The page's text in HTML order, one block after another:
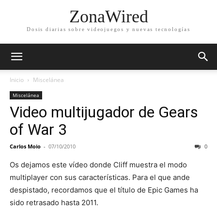
ZonaWired
Dosis diarias sobre videojuegos y nuevas tecnologías
Inicio Miscelánea
Miscelánea
Video multijugador de Gears
of War 3
Carlos Moio - 07/10/2010 0
Os dejamos este vídeo donde Cliff muestra el modo
multiplayer con sus características. Para el que ande
despistado, recordamos que el título de Epic Games ha
sido retrasado hasta 2011.